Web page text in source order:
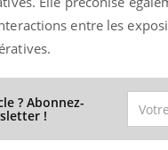
entre les
? Abonnez-
!